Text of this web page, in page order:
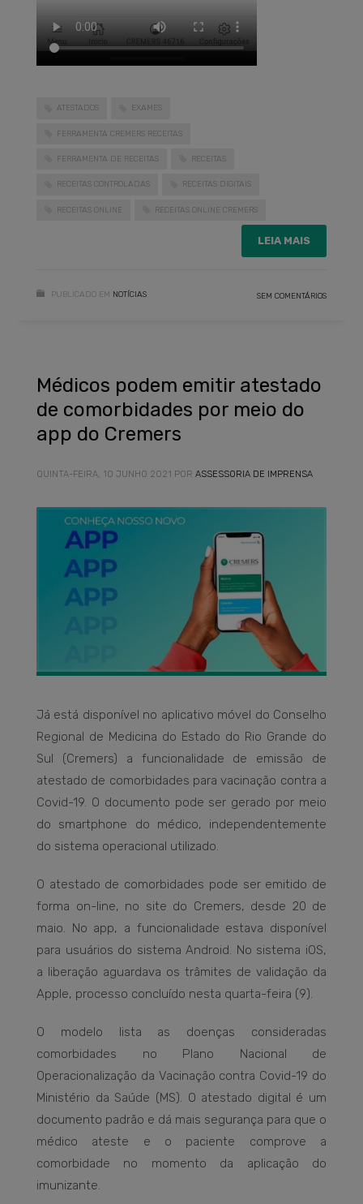
ATESTADOS EXAMES
FERRAMENTA CREMERS RECEITAS
FERRAMENTA DE RECEITAS RECEITAS
RECEITAS CONTROLADAS RECEITAS DIGITAIS
RECEITAS ONLINE RECEITAS ONLINE CREMERS
LEIA MAIS
PUBLICADO EM NOTÍCIAS SEM COMENTÁRIOS
Médicos podem emitir atestado
de comorbidades por meio do
app do Cremers
QUINTA-FEIRA, 10 JUNHO 2021 POR ASSESSORIA DE IMPRENSA
Já está disponível no aplicativo móvel do Conselho
Regional de Medicina do Estado do Rio Grande do
Sul (Cremers) a funcionalidade de emissão de
atestado de comorbidades para vacinação contra a
Covid-19. O documento pode ser gerado por meio
do smartphone do médico, independentemente
do sistema operacional utilizado.
O atestado de comorbidades pode ser emitido de
forma on-line, no site do Cremers, desde 20 de
maio. No app, a funcionalidade estava disponível
para usuários do sistema Android. No sistema iOS,
a liberação aguardava os trâmites de validação da
Apple, processo concluído nesta quarta-feira (9).
O modelo lista as doenças consideradas
comorbidades no Plano Nacional de
Operacionalização da Vacinação contra Covid-19 do
Ministério da Saúde (MS). O atestado digital é um
documento padrão e dá mais segurança para que o
médico ateste e o paciente comprove a
comorbidade no momento da aplicação do
imunizante.